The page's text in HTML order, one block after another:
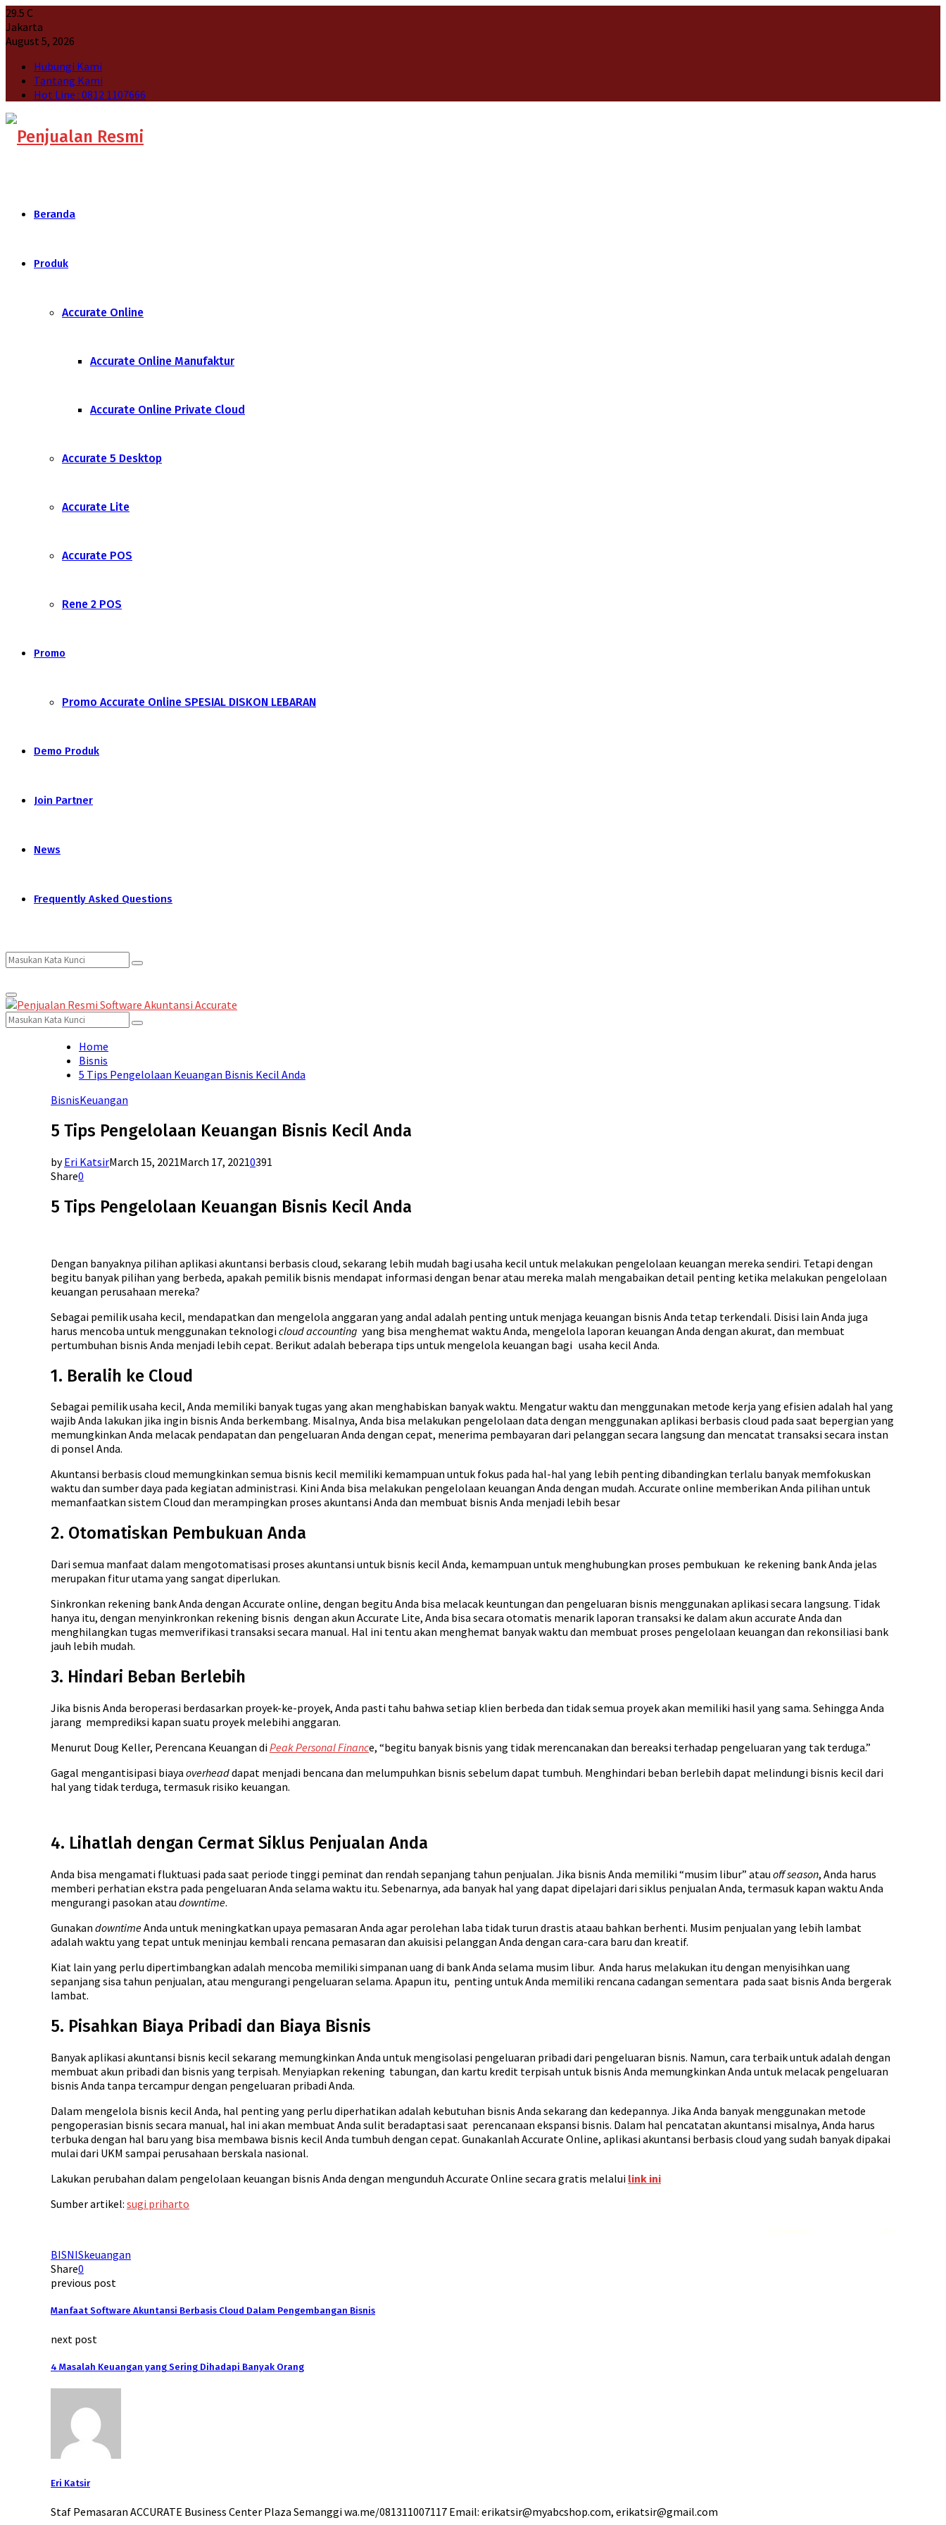
29.5 C
Jakarta
August 5, 2026
Hubungi Kami
Tantang Kami
Hot Line : 0812 1107666
Beranda
Produk
Accurate Online
Accurate Online Manufaktur
Accurate Online Private Cloud
Accurate 5 Desktop
Accurate Lite
Accurate POS
Rene 2 POS
Promo
Promo Accurate Online SPESIAL DISKON LEBARAN
Demo Produk
Join Partner
News
Frequently Asked Questions
Search
for:
Search
Primary
Menu
Search
for:
Search
Home
Bisnis
5 Tips Pengelolaan Keuangan Bisnis Kecil Anda
BisnisKeuangan
5 Tips Pengelolaan Keuangan Bisnis Kecil Anda
byEri KatsirMarch 15, 2021March 17, 20210391
Share0
5 Tips Pengelolaan Keuangan Bisnis Kecil Anda
Dengan banyaknya pilihan aplikasi akuntansi berbasis cloud, sekarang lebih mudah bagi usaha kecil untuk melakukan pengelolaan keuangan mereka sendiri. Tetapi dengan
begitu banyak pilihan yang berbeda, apakah pemilik bisnis mendapat informasi dengan benar atau mereka malah mengabaikan detail penting ketika melakukan pengelolaan
keuangan perusahaan mereka?
Sebagai pemilik usaha kecil, mendapatkan dan mengelola anggaran yang andal adalah penting untuk menjaga keuangan bisnis Anda tetap terkendali. Disisi lain Anda juga
harus mencoba untuk menggunakan teknologicloud accounting yang bisa menghemat waktu Anda, mengelola laporan keuangan Anda dengan akurat, dan membuat
pertumbuhan bisnis Anda menjadi lebih cepat. Berikut adalah beberapa tips untuk mengelola keuangan bagi usaha kecil Anda.
1. Beralih ke Cloud
Sebagai pemilik usaha kecil, Anda memiliki banyak tugas yang akan menghabiskan banyak waktu. Mengatur waktu dan menggunakan metode kerja yang efisien adalah hal yang
wajib Anda lakukan jika ingin bisnis Anda berkembang. Misalnya, Anda bisa melakukan pengelolaan data dengan menggunakan aplikasi berbasis cloud pada saat bepergian yang
memungkinkan Anda melacak pendapatan dan pengeluaran Anda dengan cepat, menerima pembayaran dari pelanggan secara langsung dan mencatat transaksi secara instan
di ponsel Anda.
Akuntansi berbasis cloud memungkinkan semua bisnis kecil memiliki kemampuan untuk fokus pada hal-hal yang lebih penting dibandingkan terlalu banyak memfokuskan
waktu dan sumber daya pada kegiatan administrasi. Kini Anda bisa melakukan pengelolaan keuangan Anda dengan mudah. Accurate online memberikan Anda pilihan untuk
memanfaatkan sistem Cloud dan merampingkan proses akuntansi Anda dan membuat bisnis Anda menjadi lebih besar
2. Otomatiskan Pembukuan Anda
Dari semua manfaat dalam mengotomatisasi proses akuntansi untuk bisnis kecil Anda, kemampuan untuk menghubungkan proses pembukuan ke rekening bank Anda jelas
merupakan fitur utama yang sangat diperlukan.
Sinkronkan rekening bank Anda dengan Accurate online, dengan begitu Anda bisa melacak keuntungan dan pengeluaran bisnis menggunakan aplikasi secara langsung. Tidak
hanya itu, dengan menyinkronkan rekening bisnis dengan akun Accurate Lite, Anda bisa secara otomatis menarik laporan transaksi ke dalam akun accurate Anda dan
menghilangkan tugas memverifikasi transaksi secara manual. Hal ini tentu akan menghemat banyak waktu dan membuat proses pengelolaan keuangan dan rekonsiliasi bank
jauh lebih mudah.
3. Hindari Beban Berlebih
Jika bisnis Anda beroperasi berdasarkan proyek-ke-proyek, Anda pasti tahu bahwa setiap klien berbeda dan tidak semua proyek akan memiliki hasil yang sama. Sehingga Anda
jarang memprediksi kapan suatu proyek melebihi anggaran.
Menurut Doug Keller, Perencana Keuangan diPeak Personal Finance, “begitu banyak bisnis yang tidak merencanakan dan bereaksi terhadap pengeluaran yang tak terduga.”
Gagal mengantisipasi biaya overheaddapat menjadi bencana dan melumpuhkan bisnis sebelum dapat tumbuh. Menghindari beban berlebih dapat melindungi bisnis kecil dari
hal yang tidak terduga, termasuk risiko keuangan.
4. Lihatlah dengan Cermat Siklus Penjualan Anda
Anda bisa mengamati fluktuasi pada saat periode tinggi peminat dan rendah sepanjang tahun penjualan. Jika bisnis Anda memiliki “musim libur” atau off season, Anda harus
memberi perhatian ekstra pada pengeluaran Anda selama waktu itu. Sebenarnya, ada banyak hal yang dapat dipelajari dari siklus penjualan Anda, termasuk kapan waktu Anda
mengurangi pasokan atau downtime.
Gunakan downtimeAnda untuk meningkatkan upaya pemasaran Anda agar perolehan laba tidak turun drastis ataau bahkan berhenti. Musim penjualan yang lebih lambat
adalah waktu yang tepat untuk meninjau kembali rencana pemasaran dan akuisisi pelanggan Anda dengan cara-cara baru dan kreatif.
Kiat lain yang perlu dipertimbangkan adalah mencoba memiliki simpanan uang di bank Anda selama musim libur. Anda harus melakukan itu dengan menyisihkan uang
sepanjang sisa tahun penjualan, atau mengurangi pengeluaran selama. Apapun itu, penting untuk Anda memiliki rencana cadangan sementara pada saat bisnis Anda bergerak
lambat.
5. Pisahkan Biaya Pribadi dan Biaya Bisnis
Banyak aplikasi akuntansi bisnis kecil sekarang memungkinkan Anda untuk mengisolasi pengeluaran pribadi dari pengeluaran bisnis. Namun, cara terbaik untuk adalah dengan
membuat akun pribadi dan bisnis yang terpisah. Menyiapkan rekening tabungan, dan kartu kredit terpisah untuk bisnis Anda memungkinkan Anda untuk melacak pengeluaran
bisnis Anda tanpa tercampur dengan pengeluaran pribadi Anda.
Dalam mengelola bisnis kecil Anda, hal penting yang perlu diperhatikan adalah kebutuhan bisnis Anda sekarang dan kedepannya. Jika Anda banyak menggunakan metode
pengoperasian bisnis secara manual, hal ini akan membuat Anda sulit beradaptasi saat perencanaan ekspansi bisnis. Dalam hal pencatatan akuntansi misalnya, Anda harus
terbuka dengan hal baru yang bisa membawa bisnis kecil Anda tumbuh dengan cepat. Gunakanlah Accurate Online, aplikasi akuntansi berbasis cloud yang sudah banyak dipakai
mulai dari UKM sampai perusahaan berskala nasional.
Lakukan perubahan dalam pengelolaan keuangan bisnis Anda dengan mengunduh Accurate Online secara gratis melalui link ini
Sumber artikel: sugi priharto
BISNISkeuangan
Share0
previous post
Manfaat Software Akuntansi Berbasis Cloud Dalam Pengembangan Bisnis
next post
4 Masalah Keuangan yang Sering Dihadapi Banyak Orang
Eri Katsir
Staf Pemasaran ACCURATE Business Center Plaza Semanggi wa.me/081311007117 Email: erikatsir@myabcshop.com, erikatsir@gmail.com